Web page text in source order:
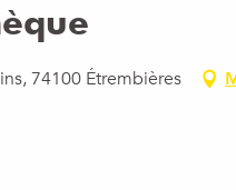
74100 Étrembières